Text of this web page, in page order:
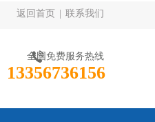
返回首页 联系我们
全国免费服务热线
13356736156